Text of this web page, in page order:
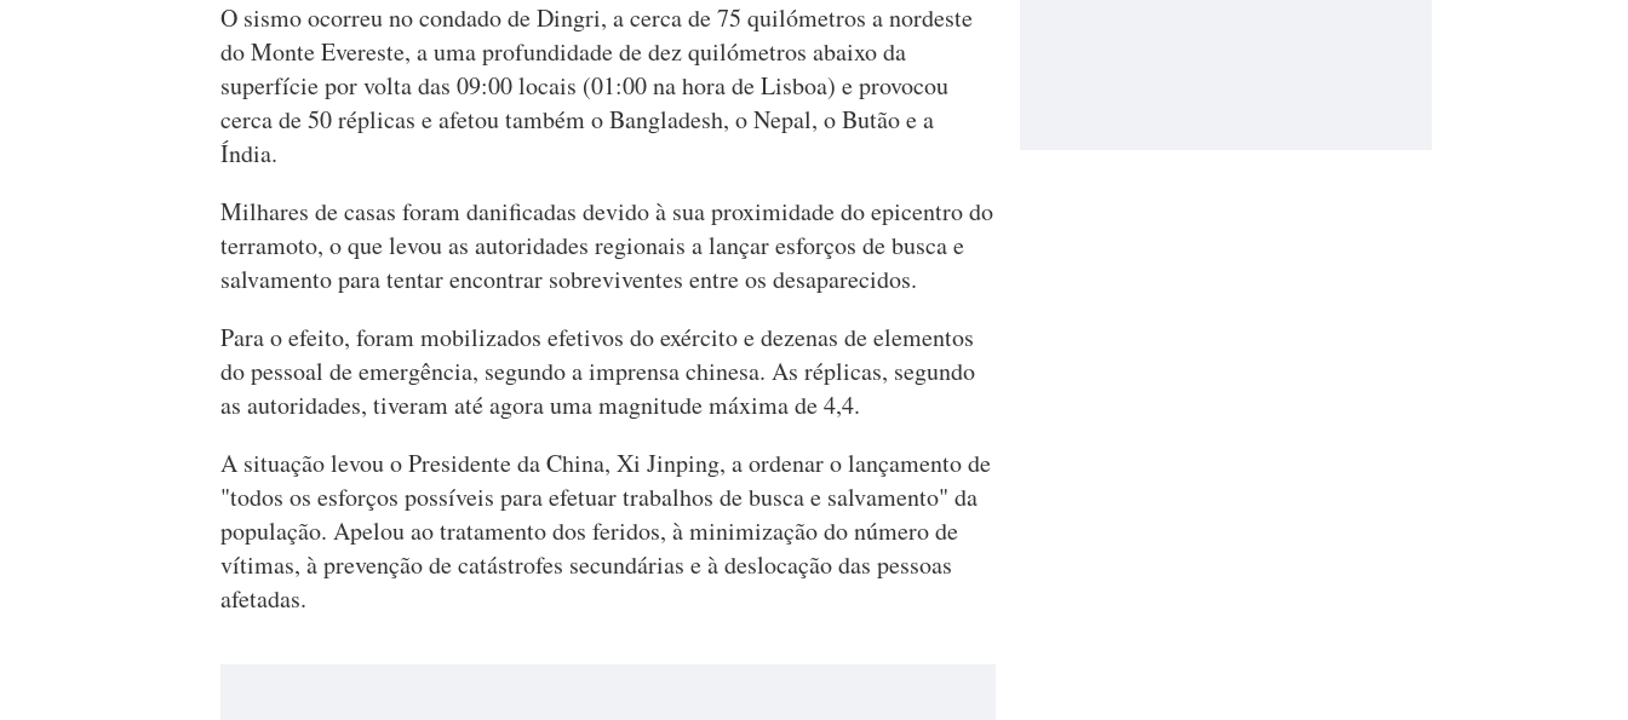
O sismo ocorreu no condado de Dingri, a cerca de 75 quilómetros a nordeste
do Monte Evereste, a uma profundidade de dez quilómetros abaixo da
superfície por volta das 09:00 locais (01:00 na hora de Lisboa) e provocou
cerca de 50 réplicas e afetou também o Bangladesh, o Nepal, o Butão e a
Índia.
Milhares de casas foram danificadas devido à sua proximidade do epicentro do
terramoto, o que levou as autoridades regionais a lançar esforços de busca e
salvamento para tentar encontrar sobreviventes entre os desaparecidos.
Para o efeito, foram mobilizados efetivos do exército e dezenas de elementos
do pessoal de emergência, segundo a imprensa chinesa. As réplicas, segundo
as autoridades, tiveram até agora uma magnitude máxima de 4,4.
A situação levou o Presidente da China, Xi Jinping, a ordenar o lançamento de
"todos os esforços possíveis para efetuar trabalhos de busca e salvamento" da
população. Apelou ao tratamento dos feridos, à minimização do número de
vítimas, à prevenção de catástrofes secundárias e à deslocação das pessoas
afetadas.